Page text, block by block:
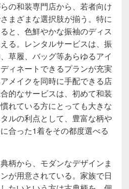
の和装専門店から、若者向け
まざまな選択肢が揃う。特に
と、色鮮やかな振袖のディス
る。レンタルサービスは、振
草履、バッグ等あらゆるアイ
ィネートできるプランが充実
メイクを同時に手配できる店
的なサービスは、初めて和装
れている方にとっても大きな
ルの利点として、豊富な柄や
合った1着をその都度選べる
柄から、モダンなデザインま
が用意されている。家族で日